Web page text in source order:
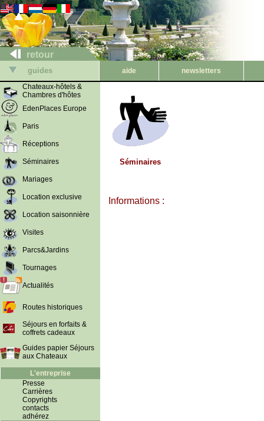
retour
guides aide
newsletters
Chateaux-hôtels &
Chambres d'hôtes
EdenPlaces Europe
Paris
Réceptions
Séminaires
Mariages
Location exclusive
Location saisonnière
Visites
Parcs&Jardins
Tournages
Actualités
Routes historiques
Séjours en forfaits &
coffrets cadeaux
Guides papier Séjours
aux Chateaux
L'entreprise
Presse
Carrières
Copyrights
contacts
adhérez
Séminaires
Informations :